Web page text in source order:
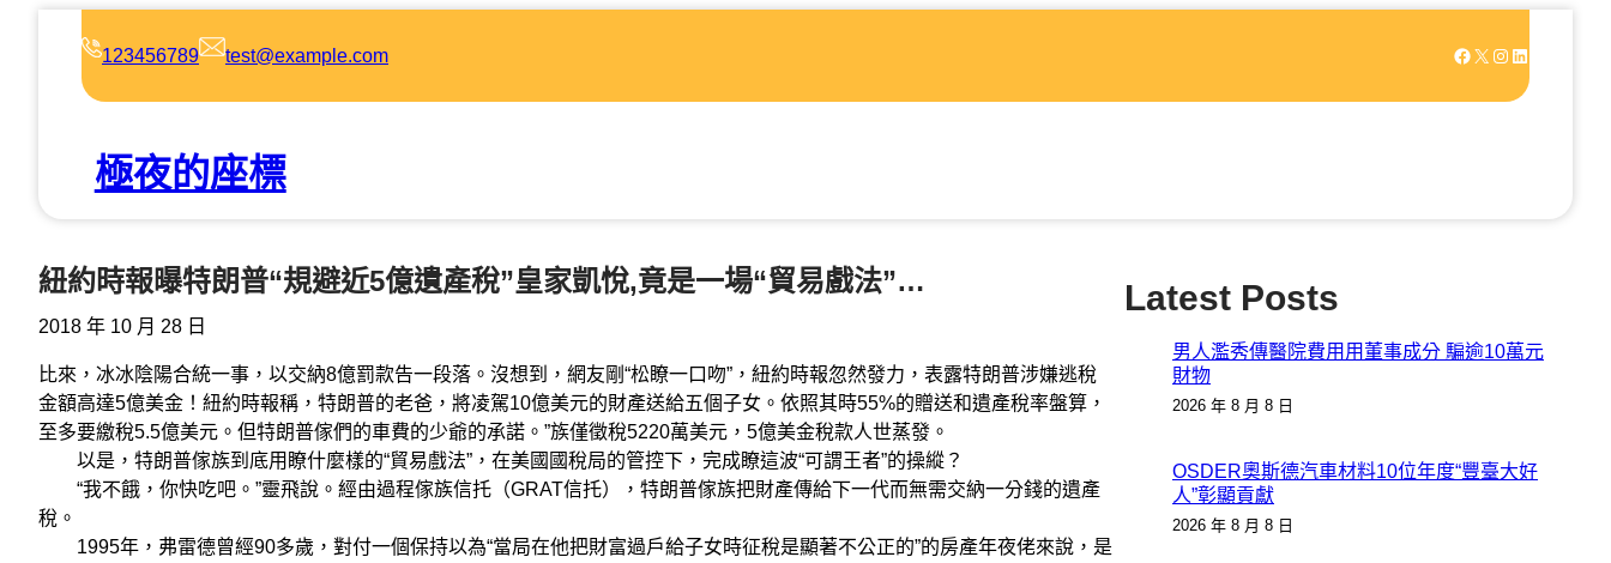
123456789 test@example.com Facebook X Instagram LinkedIn
極夜的座標
紐約時報曝特朗普“規避近5億遺產稅”皇家凱悅,竟是一場“貿易戲法”…
2018 年 10 月 28 日
比來，冰冰陰陽合統一事，以交納8億罰款告一段落。沒想到，網友剛“松瞭一口吻”，紐約時報忽然發力，表露特朗普涉嫌逃稅
金額高達5億美金！紐約時報稱，特朗普的老爸，將凌駕10億美元的財產送給五個子女。依照其時55%的贈送和遺產稅率盤算，
至多要繳稅5.5億美元。但特朗普傢們的車費的少爺的承諾。”族僅徵稅5220萬美元，5億美金稅款人世蒸發。
以是，特朗普傢族到底用瞭什麼樣的“貿易戲法”，在美國國稅局的管控下，完成瞭這波“可謂王者”的操縱？
“我不餓，你快吃吧。”靈飛說。經由過程傢族信托（GRAT信托），特朗普傢族把財產傳給下一代而無需交納一分錢的遺產
稅。
1995年，弗雷德曾經90多歲，對付一個保持以為“當局在他把財富過戶給子女時征稅是顯著不公正的”的房產年夜佬來說，是
Latest Posts
男人濫秀傳醫院費用用董事成分 騙逾10萬元
財物
2026 年 8 月 8 日
OSDER奧斯德汽車材料10位年度“豐臺大好
人”彰顯貢獻
2026 年 8 月 8 日